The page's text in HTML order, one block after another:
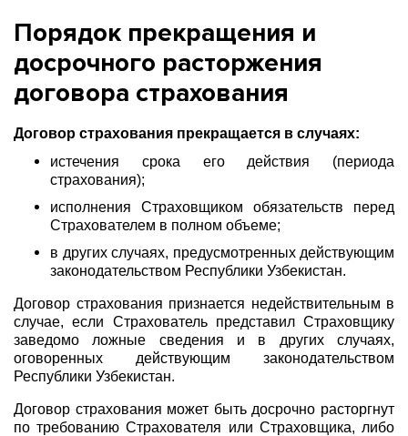
Порядок прекращения и
досрочного расторжения
договора страхования
Договор страхования прекращается в случаях:
истечения срока его действия (периода
страхования);
исполнения Страховщиком обязательств перед
Страхователем в полном объеме;
в других случаях, предусмотренных действующим
законодательством Республики Узбекистан.
Договор страхования признается недействительным в
случае, если Страхователь представил Страховщику
заведомо ложные сведения и в других случаях,
оговоренных действующим законодательством
Республики Узбекистан.
Договор страхования может быть досрочно расторгнут
по требованию Страхователя или Страховщика, либо